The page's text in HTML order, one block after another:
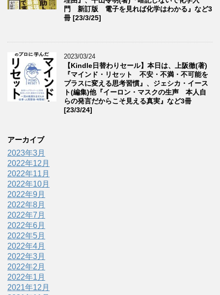
門 新訂版 電子を見れば化学はわかる』など3
冊 [23/3/25]
2023/03/24
【Kindle日替わりセール】本日は、上阪徹(著)
『マインド・リセット 不安・不満・不可能を
プラスに変える思考習慣』、ジェシカ・イース
ト(編集)他『イーロン・マスクの生声 本人自
らの発言だからこそ見える真実』など3冊
[23/3/24]
アーカイブ
2023年3月
2022年12月
2022年11月
2022年10月
2022年9月
2022年8月
2022年7月
2022年6月
2022年5月
2022年4月
2022年3月
2022年2月
2022年1月
2021年12月